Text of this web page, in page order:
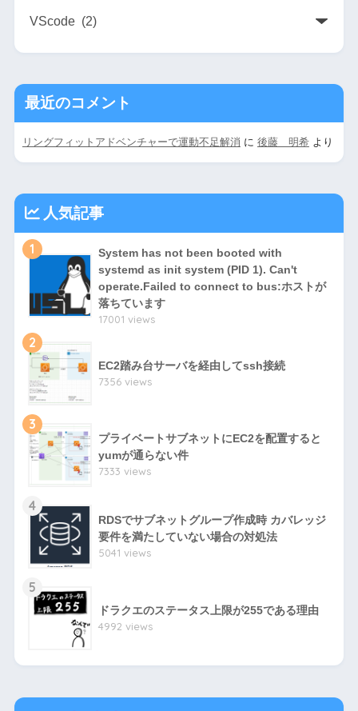
最近のコメント
リングフィットアドベンチャーで運動不足解消 に 後藤 明希より
人気記事
1
System has not been booted with
systemd as init system (PID 1). Can't
operate.Failed to connect to bus:ホストが
落ちています
17001 views
2
EC2踏み台サーバを経由してssh接続
7356 views
3
プライベートサブネットにEC2を配置すると
yumが通らない件
7333 views
4
RDSでサブネットグループ作成時 カバレッジ
要件を満たしていない場合の対処法
5041 views
5
ドラクエのステータス上限が255である理由
4992 views